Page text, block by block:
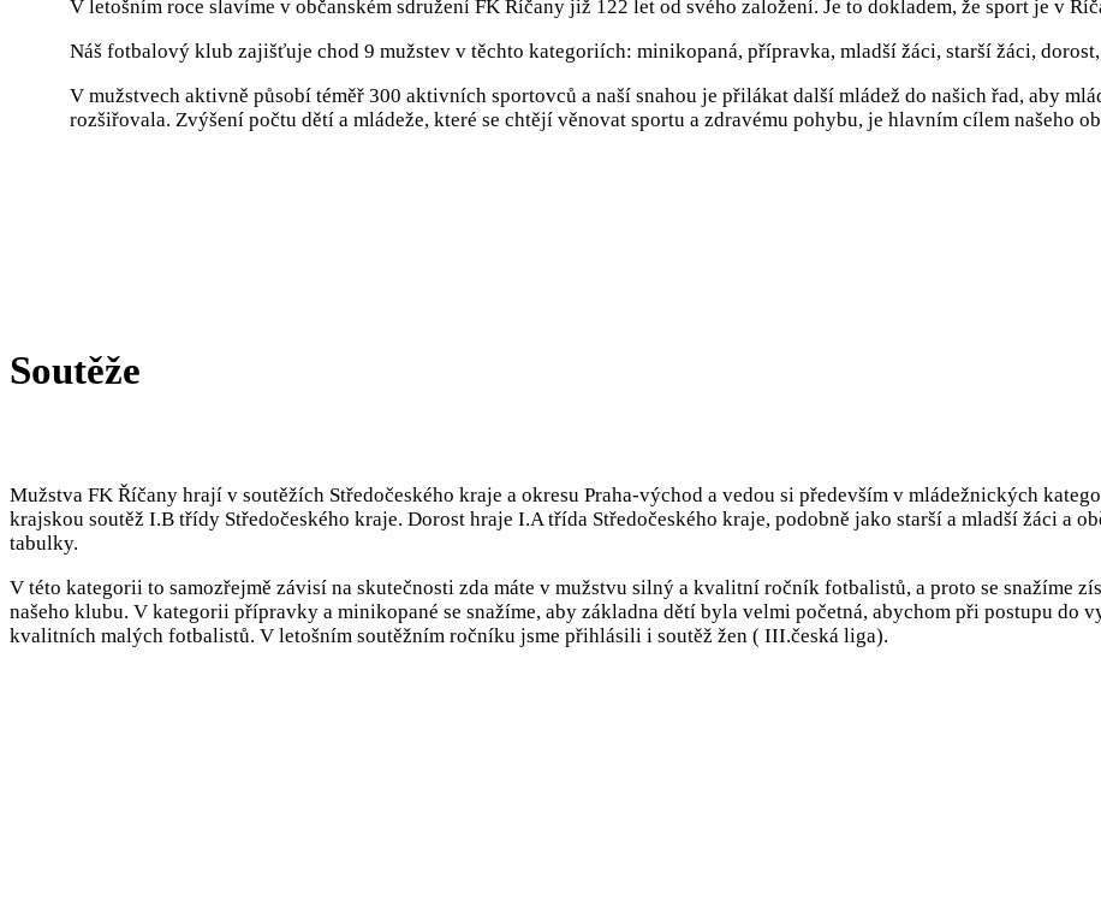
V letošním roce slavíme v občanském sdružení FK Říčany již 122 let od svého založení. Je to dokladem, že sport je v
Náš fotbalový klub zajišťuje chod 9 mužstev v těchto kategoriích: minikopaná, přípravka, mladší žáci, starší žáci, dorost,
V mužstvech aktivně působí téměř 300 aktivních sportovců a naší snahou je přilákat další mládež do našich řad, aby
rozšiřovala. Zvýšení počtu dětí a mládeže, které se chtějí věnovat sportu a zdravému pohybu, je hlavním cílem našeho
Soutěže
Mužstva FK Říčany hrají v soutěžích Středočeského kraje a okresu Praha-východ a vedou si především v mládežnických
krajskou soutěž I.B třídy Středočeského kraje. Dorost hraje I.A třída Středočeského kraje, podobně jako starší a mladší žáci a
tabulky.
V této kategorii to samozřejmě závisí na skutečnosti zda máte v mužstvu silný a kvalitní ročník fotbalistů, a proto se snažíme
našeho klubu. V kategorii přípravky a minikopané se snažíme, aby základna dětí byla velmi početná, abychom při postupu do
kvalitních malých fotbalistů. V letošním soutěžním ročníku jsme přihlásili i soutěž žen ( III.česká liga).